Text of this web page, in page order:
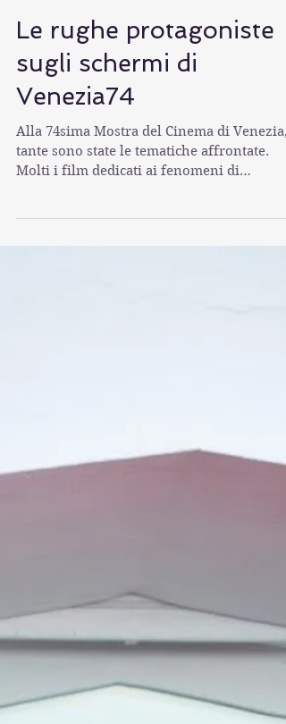
NEWS
Le rughe protagoniste
sugli schermi di
Venezia74
Alla 74sima Mostra del Cinema di Venezia,
Molti i film dedicati ai fenomeni di